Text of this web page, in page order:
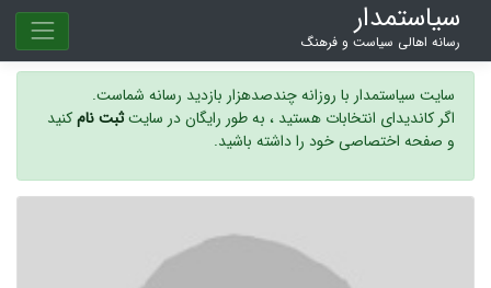
سیاستمدار
رسانه اهالی سیاست و فرهنگ
سایت سیاستمدار با روزانه چندصدهزار بازدید رسانه شماست.
اگر کاندیدای انتخابات هستید ، به طور رایگان در سایتثبت نامکنید
و صفحه اختصاصی خود را داشته باشید.